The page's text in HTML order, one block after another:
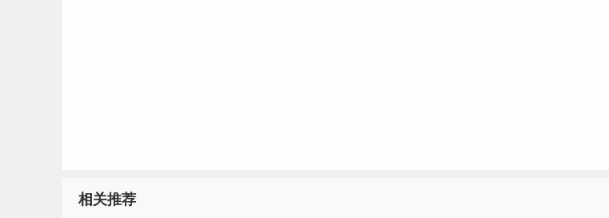
相关推荐